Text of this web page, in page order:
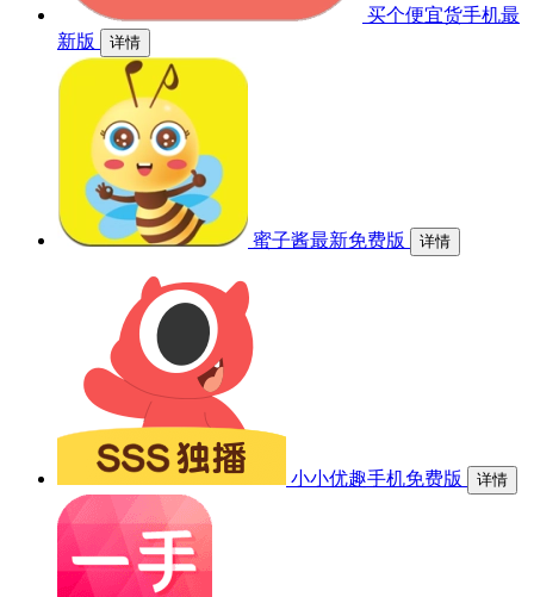
买个便宜货手机最
新版
详情
蜜子酱最新免费版 详情
小小优趣手机免费版 详情